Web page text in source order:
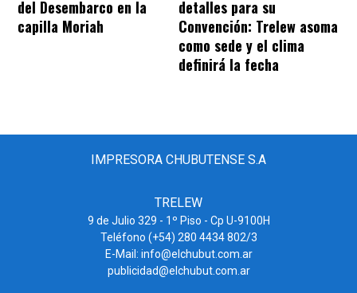
del Desembarco en la
capilla Moriah
detalles para su
Convención: Trelew asoma
como sede y el clima
definirá la fecha
IMPRESORA CHUBUTENSE S.A
TRELEW
9 de Julio 329 - 1º Piso - Cp U-9100H
Teléfono (+54) 280 4434 802/3
E-Mail: info@elchubut.com.ar
publicidad@elchubut.com.ar